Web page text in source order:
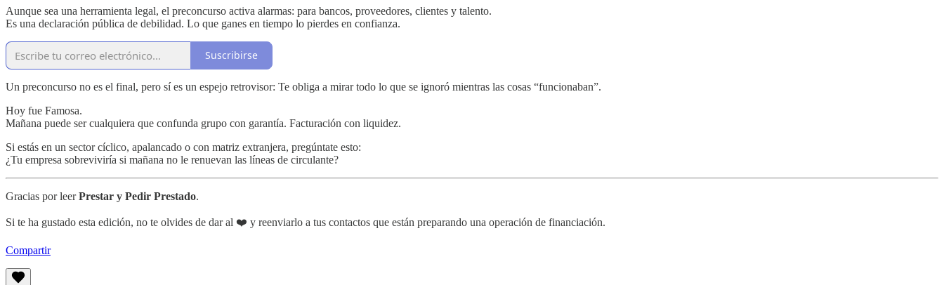
Aunque sea una herramienta legal, el preconcurso activa alarmas: para bancos, proveedores, clientes y talento.
Es una declaración pública de debilidad. Lo que ganes en tiempo lo pierdes en confianza.
Suscribirse
Un preconcurso no es el final, pero sí es un espejo retrovisor: Te obliga a mirar todo lo que se ignoró mientras las cosas “funcionaban”.
Hoy fue Famosa.
Mañana puede ser cualquiera que confunda grupo con garantía. Facturación con liquidez.
Si estás en un sector cíclico, apalancado o con matriz extranjera, pregúntate esto:
¿Tu empresa sobreviviría si mañana no le renuevan las líneas de circulante?
Gracias por leerPrestar y Pedir Prestado.
Si te ha gustado esta edición, no te olvides de dar al ❤️ y reenviarlo a tus contactos que están preparando una operación de financiación.
Compartir